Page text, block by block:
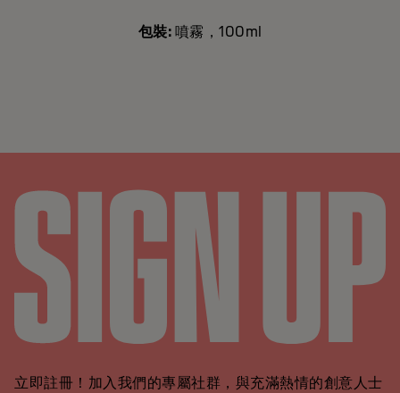
包裝:噴霧，100ml
立即註冊！加入我們的專屬社群，與充滿熱情的創意人士